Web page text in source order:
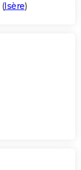
(Isère)